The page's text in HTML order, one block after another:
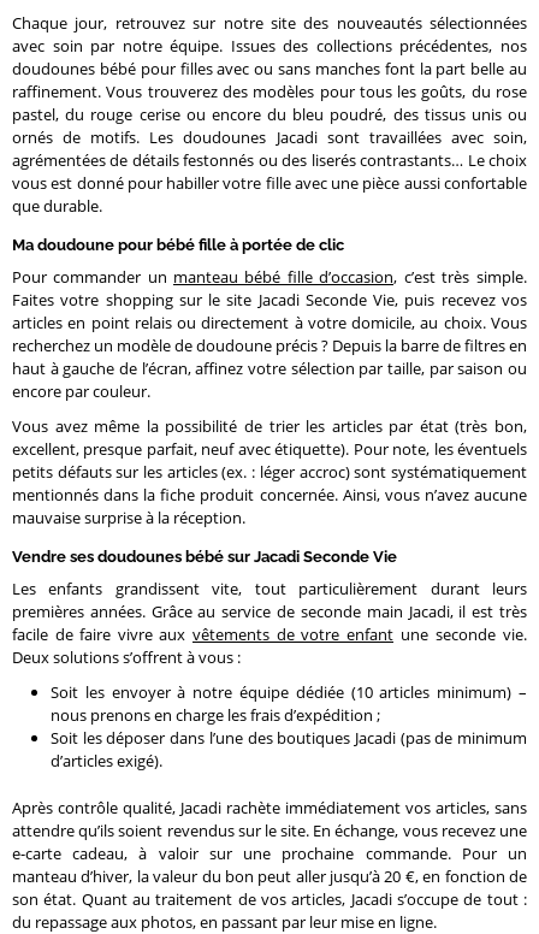
Chaque jour, retrouvez sur notre site des nouveautés sélectionnées
avec soin par notre équipe. Issues des collections précédentes, nos
doudounes bébé pour filles avec ou sans manches font la part belle au
raffinement. Vous trouverez des modèles pour tous les goûts, du rose
pastel, du rouge cerise ou encore du bleu poudré, des tissus unis ou
ornés de motifs. Les doudounes Jacadi sont travaillées avec soin,
agrémentées de détails festonnés ou des liserés contrastants… Le choix
vous est donné pour habiller votre fille avec une pièce aussi confortable
que durable.
Ma doudoune pour bébé fille à portée de clic
Pour commander un manteau bébé fille d’occasion, c’est très simple.
Faites votre shopping sur le site Jacadi Seconde Vie, puis recevez vos
articles en point relais ou directement à votre domicile, au choix. Vous
recherchez un modèle de doudoune précis ? Depuis la barre de filtres en
haut à gauche de l’écran, affinez votre sélection par taille, par saison ou
encore par couleur.
Vous avez même la possibilité de trier les articles par état (très bon,
excellent, presque parfait, neuf avec étiquette). Pour note, les éventuels
petits défauts sur les articles (ex. : léger accroc) sont systématiquement
mentionnés dans la fiche produit concernée. Ainsi, vous n’avez aucune
mauvaise surprise à la réception.
Vendre ses doudounes bébé sur Jacadi Seconde Vie
Les enfants grandissent vite, tout particulièrement durant leurs
premières années. Grâce au service de seconde main Jacadi, il est très
facile de faire vivre aux vêtements de votre enfant une seconde vie.
Deux solutions s’offrent à vous :
Soit les envoyer à notre équipe dédiée (10 articles minimum) –
nous prenons en charge les frais d’expédition ;
Soit les déposer dans l’une des boutiques Jacadi (pas de minimum
d’articles exigé).
Après contrôle qualité, Jacadi rachète immédiatement vos articles, sans
attendre qu’ils soient revendus sur le site. En échange, vous recevez une
e-carte cadeau, à valoir sur une prochaine commande. Pour un
manteau d’hiver, la valeur du bon peut aller jusqu’à 20 €, en fonction de
son état. Quant au traitement de vos articles, Jacadi s’occupe de tout :
du repassage aux photos, en passant par leur mise en ligne.